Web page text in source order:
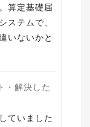
算定基礎届
ステムで、
いないかと
・解決した
ていました